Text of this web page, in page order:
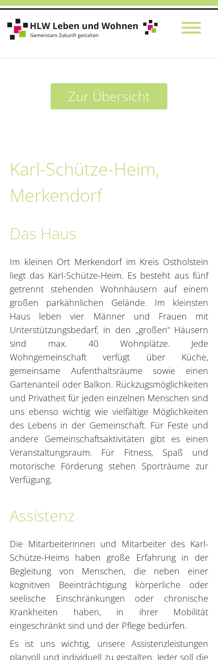
Zur Übersicht
Karl-Schütze-Heim,
Merkendorf
Das Haus
Im kleinen Ort Merkendorf im Kreis Ostholstein
liegt das Karl-Schütze-Heim. Es besteht aus fünf
getrennt stehenden Wohnhäusern auf einem
großen parkähnlichen Gelände. Im kleinsten
Haus leben vier Männer und Frauen mit
Unterstützungsbedarf, in den „großen“ Häusern
sind max. 40 Wohnplätze. Jede
Wohngemeinschaft verfügt über Küche,
gemeinsame Aufenthaltsräume sowie einen
Gartenanteil oder Balkon. Rückzugsmöglichkeiten
und Privatheit für jeden einzelnen Menschen sind
uns ebenso wichtig wie vielfältige Möglichkeiten
des Lebens in der Gemeinschaft. Für Feste und
andere Gemeinschaftsaktivitäten gibt es einen
Veranstaltungsraum. Für Fitness, Spaß und
motorische Förderung stehen Sporträume zur
Verfügung.
Assistenz
Die Mitarbeiterinnen und Mitarbeiter des Karl-
Schütze-Heims haben große Erfahrung in der
Begleitung von Menschen, die neben einer
kognitiven Beeinträchtigung körperliche oder
seelische Einschränkungen oder chronische
Krankheiten haben, in ihrer Mobilität
eingeschränkt sind und der Pflege bedürfen.
Es ist uns wichtig, unsere Assistenzleistungen
planvoll und individuell zu gestalten. Jeder soll die